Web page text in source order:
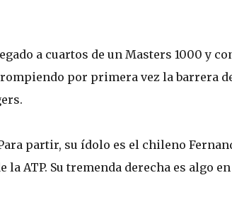
a cuartos de un Masters 1000 y
por primera vez la barrera
partir, su ídolo es el chileno
ATP. Su tremenda derecha es algo en